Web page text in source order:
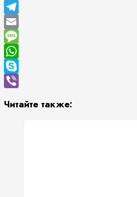
VK
Telegram
Email
Message
WhatsApp
Skype
Читайте также: